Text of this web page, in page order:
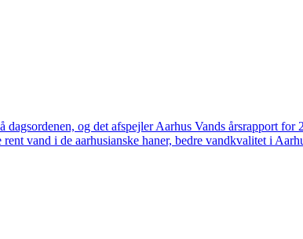
og det afspejler Aarhus Vands årsrapport
vand i de aarhusianske haner, bedre vandkvalitet i